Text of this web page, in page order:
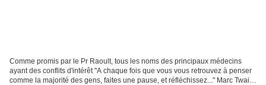
Comme promis par le Pr Raoult, tous les noms des principaux médecins
ayant des conflits d'intérêt "A chaque fois que vous vous retrouvez à penser
comme la majorité des gens, faites une pause, et réfléchissez..." Marc Twain